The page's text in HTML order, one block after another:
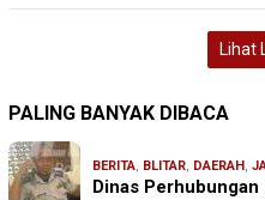
Lihat
PALING BANYAK DIBACA
BERITA, BLITAR, DAERAH ,
Dinas